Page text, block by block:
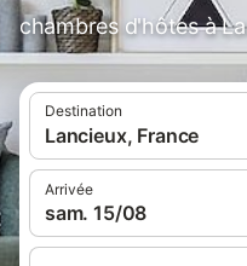
chambres d'hôtes à
Destination
Lancieux, France
Arrivée
sam. 15/08